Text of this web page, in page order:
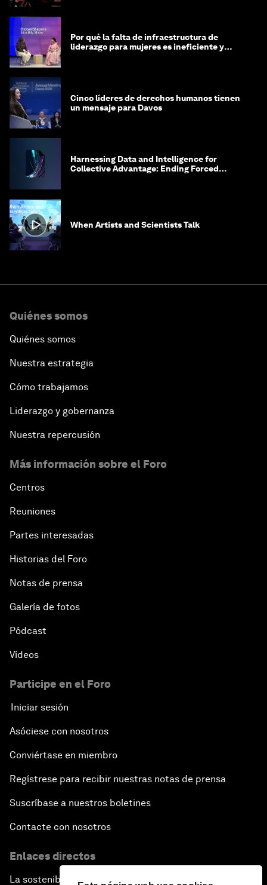
Por qué la falta de infraestructura de
liderazgo para mujeres es ineficiente y
Cinco líderes de derechos humanos tienen
un mensaje para Davos
Harnessing Data and Intelligence for
Collective Advantage: Ending Forced
When Artists and Scientists Talk
Quiénes somos
Quiénes somos
Nuestra estrategia
Cómo trabajamos
Liderazgo y gobernanza
Nuestra repercusión
Más información sobre el Foro
Centros
Reuniones
Partes interesadas
Historias del Foro
Notas de prensa
Galería de fotos
Pódcast
Vídeos
Participe en el Foro
Iniciar sesión
Asóciese con nosotros
Conviértase en miembro
Regístrese para recibir nuestras notas de prensa
Suscríbase a nuestros boletines
Contacte con nosotros
Enlaces directos
La sostenibilidad en el Foro